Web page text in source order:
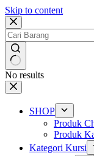
Skip to content
No results
SHOP
Produk
Produk
Kategori Kursi